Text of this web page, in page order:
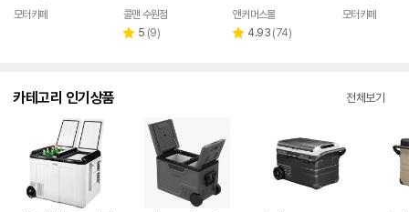
모터카페
콜맨 수원점
별 5 리
(9)
페이
앤커머스몰
별 4.93 리
(74)
모터카페
카테고리 인기상품 전체보기